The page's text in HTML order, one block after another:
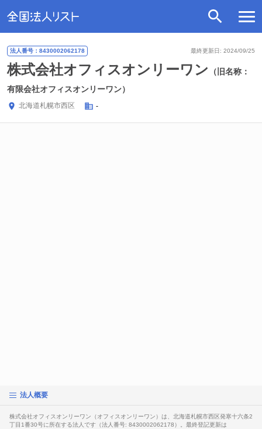
最終更新日: 2024/09/25
法人番号：8430002062178
株式会社オフィスオンリーワン
（旧名称：
有限会社オフィスオンリーワン）
北海道札幌市西区 -
法人概要
株式会社オフィスオンリーワン（オフィスオンリーワン）は、北海道札幌市西区発寒十六条2
丁目1番30号に所在する法人です（法人番号: 8430002062178）。最終登記更新は